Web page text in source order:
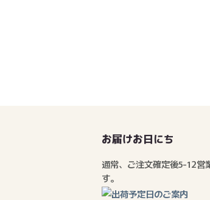
お届けお日にち
通常、ご注文確定後5-12営
す。